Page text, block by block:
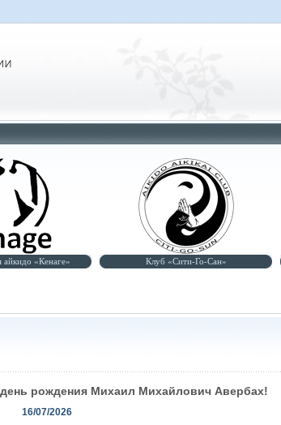
Го-Сан» Клуб «Сёрюкай»
рождения Михаил Михайлович Авербах!
16/07/2026